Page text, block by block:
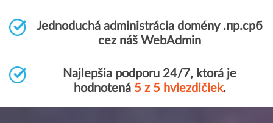
Jednoduchá administrácia domény .пр.срб
cez náš WebAdmin
Najlepšia podporu 24/7, ktorá je
hodnotená 5 z 5 hviezdičiek.